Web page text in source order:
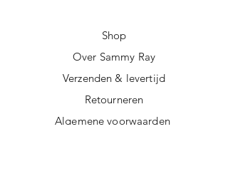
Shop
Over Sammy Ray
Verzenden & levertijd
Retourneren
Algemene voorwaarden